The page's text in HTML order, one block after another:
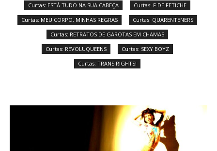
Curtas: ESTÁ TUDO NA SUA CABEÇA
Curtas: F DE FETICHE
Curtas: MEU CORPO, MINHAS REGRAS
Curtas: QUARENTENERS
Curtas: RETRATOS DE GAROTAS EM CHAMAS
Curtas: REVOLUQUEENS
Curtas: SEXY BOYZ
Curtas: TRANS RIGHTS!